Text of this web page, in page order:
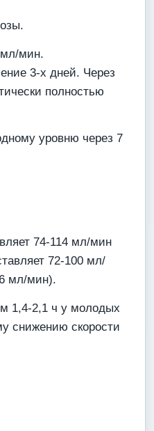
мл/мин.
3-х дней. Через
полностью
уровню через 7
74-114 мл/мин
72-100 мл/
мл/мин).
1,4-2,1 ч у молодых
снижению скорости